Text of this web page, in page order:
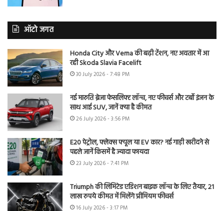
ऑटो जगत
Honda City और Verna की बढ़ी टेंशन, नए अवतार में आ
रही Skoda Slavia Facelift
30 July 2026 - 7:48 PM
नई मारुति ब्रेजा फेसलिफ्ट लॉन्च, नए फीचर्स और टर्बो इंजन के
साथ आई SUV, जानें क्या है कीमत
26 July 2026 - 3:56 PM
E20 पेट्रोल, फ्लेक्स फ्यूल या EV कार? नई गाड़ी खरीदने से
पहले जानें किसमें है ज्यादा फायदा
23 July 2026 - 7:41 PM
Triumph की लिमिटेड एडिशन बाइक लॉन्च के लिए तैयार, 21
लाख रुपये कीमत में मिलेंगे प्रीमियम फीचर्स
16 July 2026 - 3:17 PM